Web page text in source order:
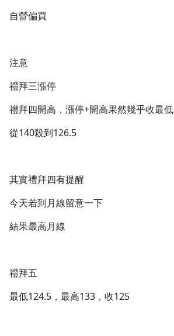
自營偏買
注意
禮拜三漲停
禮拜四開高，漲停+開高果然幾乎收最低
從140殺到126.5
其實禮拜四有提醒
今天若到月線留意一下
結果最高月線
禮拜五
最低124.5，最高133，收125